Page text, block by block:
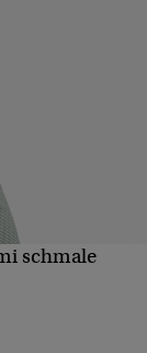
schmale